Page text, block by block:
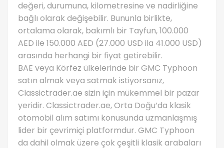
değeri, durumuna, kilometresine ve nadirliğine
bağlı olarak değişebilir. Bununla birlikte,
ortalama olarak, bakımlı bir Tayfun, 100.000
AED ile 150.000 AED (27.000 USD ila 41.000 USD)
arasında herhangi bir fiyat getirebilir.
BAE veya Körfez ülkelerinde bir GMC Typhoon
satın almak veya satmak istiyorsanız,
Classictrader.ae sizin için mükemmel bir pazar
yeridir. Classictrader.ae, Orta Doğu’da klasik
otomobil alım satımı konusunda uzmanlaşmış
lider bir çevrimiçi platformdur. GMC Typhoon
da dahil olmak üzere çok çeşitli klasik arabaları